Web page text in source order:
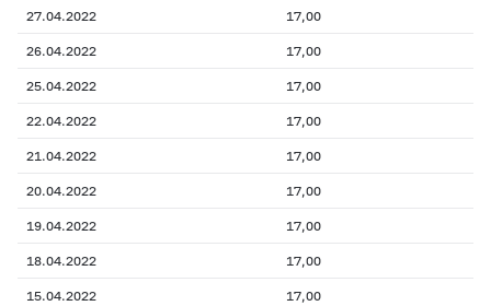
27.04.2022 17,00
26.04.2022 17,00
25.04.2022 17,00
22.04.2022 17,00
21.04.2022 17,00
20.04.2022 17,00
19.04.2022 17,00
18.04.2022 17,00
15.04.2022 17,00